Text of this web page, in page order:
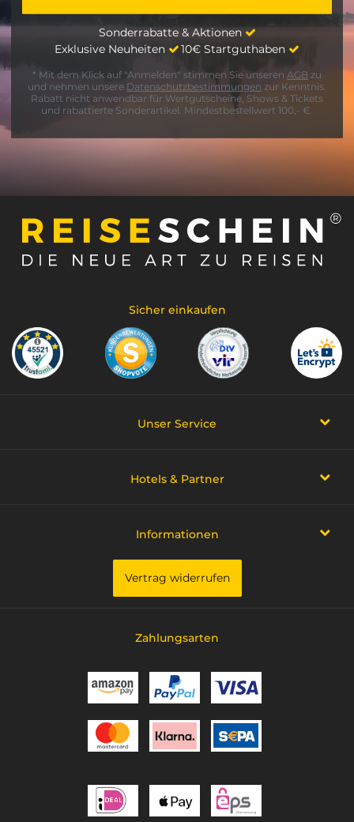
Sonderrabatte & Aktionen
Exklusive Neuheiten
10€ Startguthaben
* Mit dem Klick auf "Anmelden" stimmen Sie unseren AGB zu
und nehmen unsere Datenschutzbestimmungen zur Kenntnis.
Rabatt nicht anwendbar für Wertgutscheine, Shows & Tickets
und rabattierte Sonderartikel. Mindestbestellwert 100,- €.
Sicher einkaufen
Unser Service
Hotels & Partner
Informationen
Vertrag widerrufen
Zahlungsarten